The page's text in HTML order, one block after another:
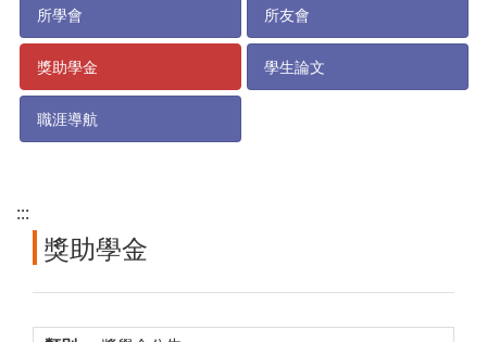
所學會 所友會
獎助學金 學生論文
職涯導航
:::
獎助學金